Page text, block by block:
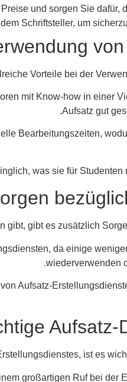
und sorgen Sie dafür,
Schriftsteller, um
Vorteile bei der
mit Know-how in einer
Aufsatz gut
Bearbeitungszeiten,
gibt es zusätzlich
da einige
wiederverwenden
Aufsatz-
ist es
großartigen Ruf bei der